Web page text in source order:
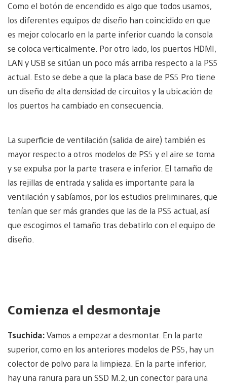
Como el botón de encendido es algo que todos usamos,
los diferentes equipos de diseño han coincidido en que
es mejor colocarlo en la parte inferior cuando la consola
se coloca verticalmente. Por otro lado, los puertos HDMI,
LAN y USB se sitúan un poco más arriba respecto a la PS5
actual. Esto se debe a que la placa base de PS5 Pro tiene
un diseño de alta densidad de circuitos y la ubicación de
los puertos ha cambiado en consecuencia.
La superficie de ventilación (salida de aire) también es
mayor respecto a otros modelos de PS5 y el aire se toma
y se expulsa por la parte trasera e inferior. El tamaño de
las rejillas de entrada y salida es importante para la
ventilación y sabíamos, por los estudios preliminares, que
tenían que ser más grandes que las de la PS5 actual, así
que escogimos el tamaño tras debatirlo con el equipo de
diseño.
Comienza el desmontaje
Tsuchida:Vamos a empezar a desmontar. En la parte
superior, como en los anteriores modelos de PS5, hay un
colector de polvo para la limpieza. En la parte inferior,
hay una ranura para un SSD M.2, un conector para una